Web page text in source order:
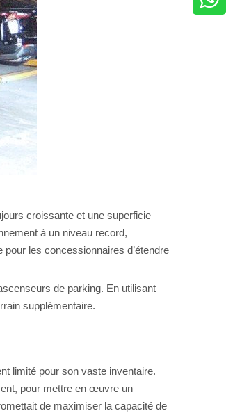
croissante et une superficie
à un niveau record,
les concessionnaires d’étendre
de parking. En utilisant
supplémentaire.
limité pour son vaste inventaire.
pour mettre en œuvre un
de maximiser la capacité de